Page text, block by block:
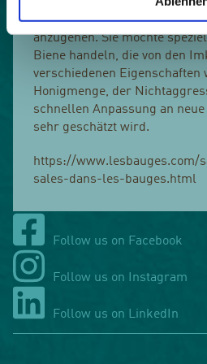
der Bienen durch die
Bienenstöcke im Rahmen
anzugehen. Sie möchte
Biene handeln, die von den
verschiedenen Eigenschaften
Honigmenge, der
schnellen Anpassung an
sehr geschätzt wird.
https://www.lesbauges.com/
sales-dans-les-bauges.html
Follow us on Facebook
Follow us on Instagram
Follow us on LinkedIn